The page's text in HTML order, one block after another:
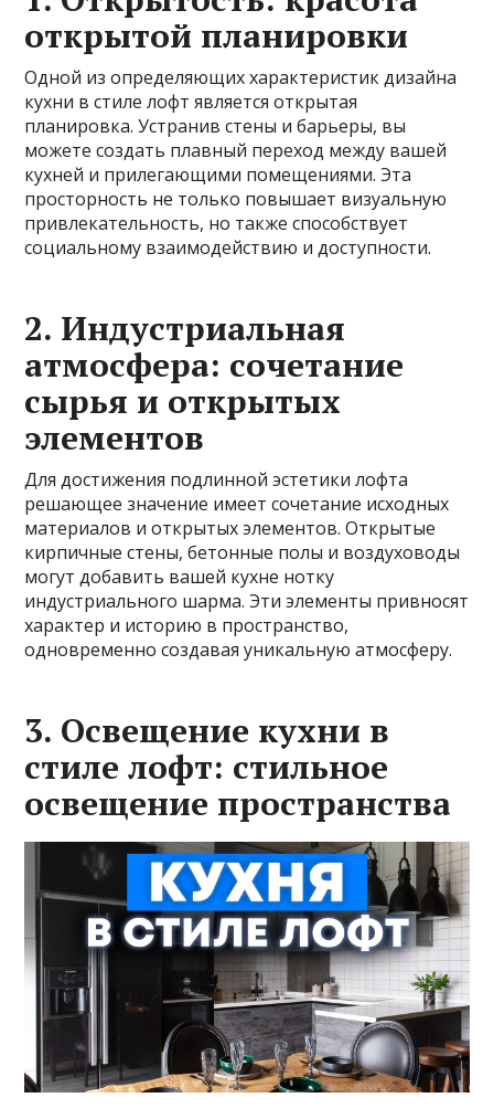
открытой планировки
Одной из определяющих характеристик дизайна
кухни в стиле лофт является открытая
планировка. Устранив стены и барьеры, вы
можете создать плавный переход между вашей
кухней и прилегающими помещениями. Эта
просторность не только повышает визуальную
привлекательность, но также способствует
социальному взаимодействию и доступности.
2. Индустриальная
атмосфера: сочетание
сырья и открытых
элементов
Для достижения подлинной эстетики лофта
решающее значение имеет сочетание исходных
материалов и открытых элементов. Открытые
кирпичные стены, бетонные полы и воздуховоды
могут добавить вашей кухне нотку
индустриального шарма. Эти элементы привносят
характер и историю в пространство,
одновременно создавая уникальную атмосферу.
3. Освещение кухни в
стиле лофт: стильное
освещение пространства